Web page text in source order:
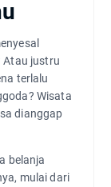
Atau justru
terlalu
Wisata
dianggap
belanja
mulai dari